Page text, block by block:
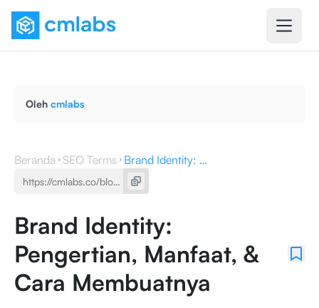
Oleh cmlabs
Beranda SEO Terms Brand Identity: Pengertian, Manfaat, & Cara Membuatnya
Brand Identity:
Pengertian, Manfaat, &
Cara Membuatnya